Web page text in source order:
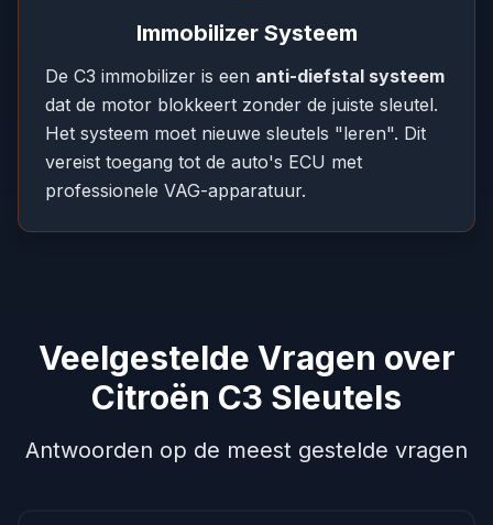
Immobilizer Systeem
De C3 immobilizer is een anti-diefstal systeem
dat de motor blokkeert zonder de juiste sleutel.
Het systeem moet nieuwe sleutels "leren". Dit
vereist toegang tot de auto's ECU met
professionele VAG-apparatuur.
Veelgestelde Vragen over
Citroën C3 Sleutels
Antwoorden op de meest gestelde vragen